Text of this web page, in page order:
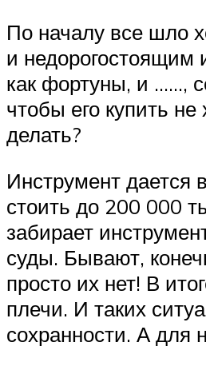
По началу все шло
и недорогостоящим
как фортуны, и ……,
чтобы его купить
делать?
Инструмент дается
стоить до 200 000
забирает
суды. Бывают,
просто их нет! В
плечи. И таких
сохранности. А для